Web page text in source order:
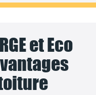
et Eco